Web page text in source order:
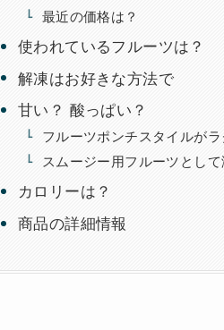
最近の価格は？
使われているフルーツは？
解凍はお好きな方法で
甘い？ 酸っぱい？
フルーツポンチスタイルがラ
スムージー用フルーツとし
カロリーは？
商品の詳細情報